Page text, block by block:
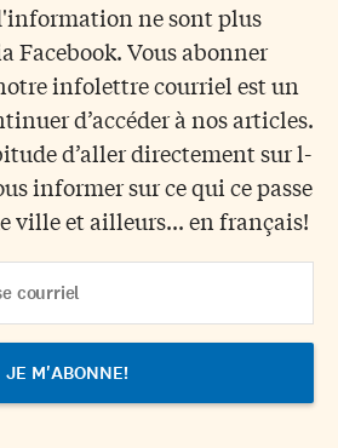
ne sont plus
Facebook. Vous abonner
infolettre courriel est un
d’accéder à nos articles.
d’aller directement sur l-
informer sur ce qui ce passe
ville et ailleurs... en français!